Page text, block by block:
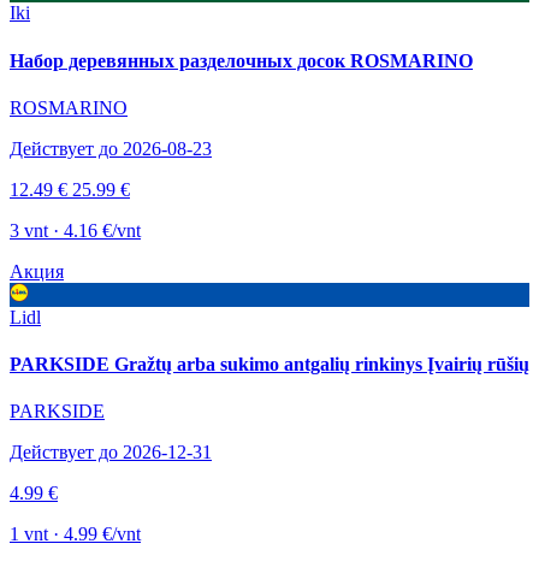
Iki
Набор деревянных разделочных досок ROSMARINO
ROSMARINO
Действует до 2026-08-23
12.49 € 25.99 €
3 vnt · 4.16 €/vnt
Акция
Lidl
PARKSIDE Gražtų arba sukimo antgalių rinkinys Įvairių rūšių
PARKSIDE
Действует до 2026-12-31
4.99 €
1 vnt · 4.99 €/vnt